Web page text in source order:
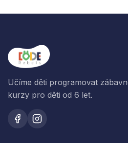
Učíme děti programovat
kurzy pro děti od 6 let.